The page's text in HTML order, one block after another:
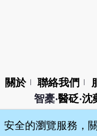
關於 聯絡我們
智橐‧醫砭‧沈
全的瀏覽服務，